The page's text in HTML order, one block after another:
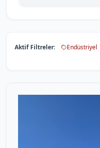
Aktif Filtreler: Endüstriyel